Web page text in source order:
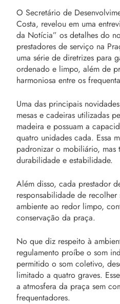
O Secretário de
Costa, revelou em uma
da Notícia” os detalhes do
prestadores de serviço na
uma série de diretrizes para
ordenado e limpo, além de
harmoniosa entre os
Uma das principais
mesas e cadeiras utilizadas
madeira e possuam a
quatro unidades cada. Essa
padronizar o mobiliário, mas
durabilidade e estabilidade.
Além disso, cada prestador
responsabilidade de
ambiente ao redor limpo,
conservação da praça.
No que diz respeito à
regulamento proíbe o som
permitido o som coletivo,
limitado a quatro graves.
a atmosfera da praça sem
frequentadores.